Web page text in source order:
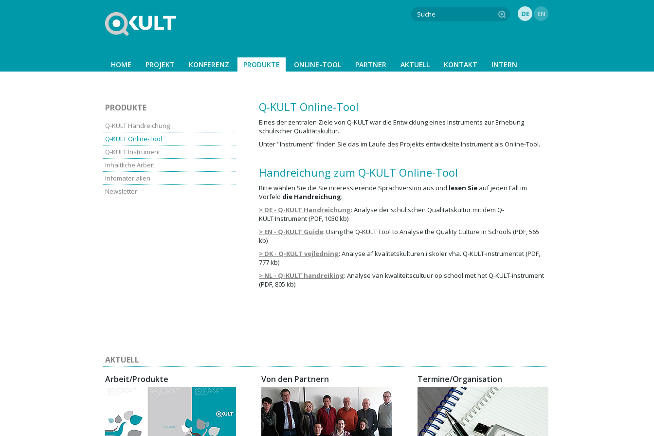
DE EN
HOME PROJEKT KONFERENZ PRODUKTE ONLINE-TOOL PARTNER AKTUELL KONTAKT INTERN
PRODUKTE
Q-KULT Handreichung
Q-KULT Online-Tool
Q-KULT Instrument
Inhaltliche Arbeit
Infomaterialien
Newsletter
Q-KULT Online-Tool
Eines der zentralen Ziele von Q-KULT war die Entwicklung eines Instruments zur Erhebung
schulischer Qualitätskultur.
Unter "Instrument" finden Sie das im Laufe des Projekts entwickelte Instrument als Online-Tool.
Handreichung zum Q-KULT Online-Tool
Bitte wählen Sie die Sie interessierende Sprachversion aus und lesen Sie auf jeden Fall im
Vorfeld die Handreichung:
> DE - Q-KULT Handreichung: Analyse der schulischen Qualitätskultur mit dem Q-
KULT Instrument (PDF, 1030 kb)
> EN - Q-KULT Guide: Using the Q-KULT Tool to Analyse the Quality Culture in Schools (PDF, 565
kb)
> DK - Q-KULT vejledning: Analyse af kvalitetskulturen i skoler vha. Q-KULT-instrumentet (PDF,
777 kb)
> NL - Q-KULT handreiking: Analyse van kwaliteitscultuur op school met het Q-KULT-instrument
(PDF, 805 kb)
AKTUELL
Arbeit/Produkte
Von den Partnern Termine/Organisation